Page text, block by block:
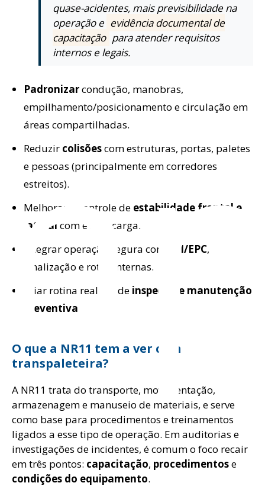
quase-acidentes, mais previsibilidade na
operação e evidência documental de
capacitação para atender requisitos
internos e legais.
Padronizarcondução, manobras,
empilhamento/posicionamento e circulação em
áreas compartilhadas.
Reduzir colisõescom estruturas, portas, paletes
e pessoas (principalmente em corredores
estreitos).
Melhorar o controle de estabilidade frontal e
lateral com e sem carga.
Integrar operação segura com
EPI/EPC,
sinalização e rotas internas.
Criar rotina realista de inspeção e manutenção
preventiva
O que a NR11 tem a ver com
transpaleteira?
A NR11 trata do transporte, movimentação,
armazenagem e manuseio de materiais, e serve
como base para procedimentos e treinamentos
ligados a esse tipo de operação. Em auditorias e
investigações de incidentes, é comum o foco recair
em três pontos: capacitação, procedimentose
condições do equipamento.